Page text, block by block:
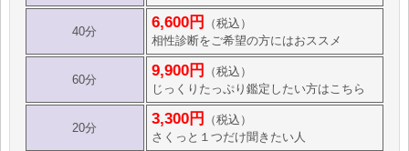
40分
6,600円
（税込）
相性診断をご希望の方にはおススメ
60分
9,900円
（税込）
じっくりたっぷり鑑定したい方はこちら
20分
3,300円
（税込）
さくっと１つだけ聞きたい人